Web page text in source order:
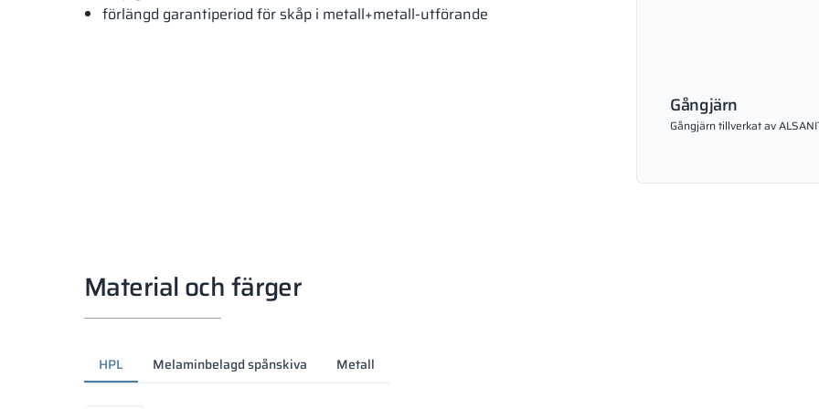
förlängd garantiperiod för skåp i metall+metall-utförande
Gångjärn
Gångjärn tillverkat av
Material och färger
HPL Melaminbelagd spånskiva Metall